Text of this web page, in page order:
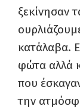
ξεκίνησαν
κατάλαβα.
φώτα αλλά
που
την